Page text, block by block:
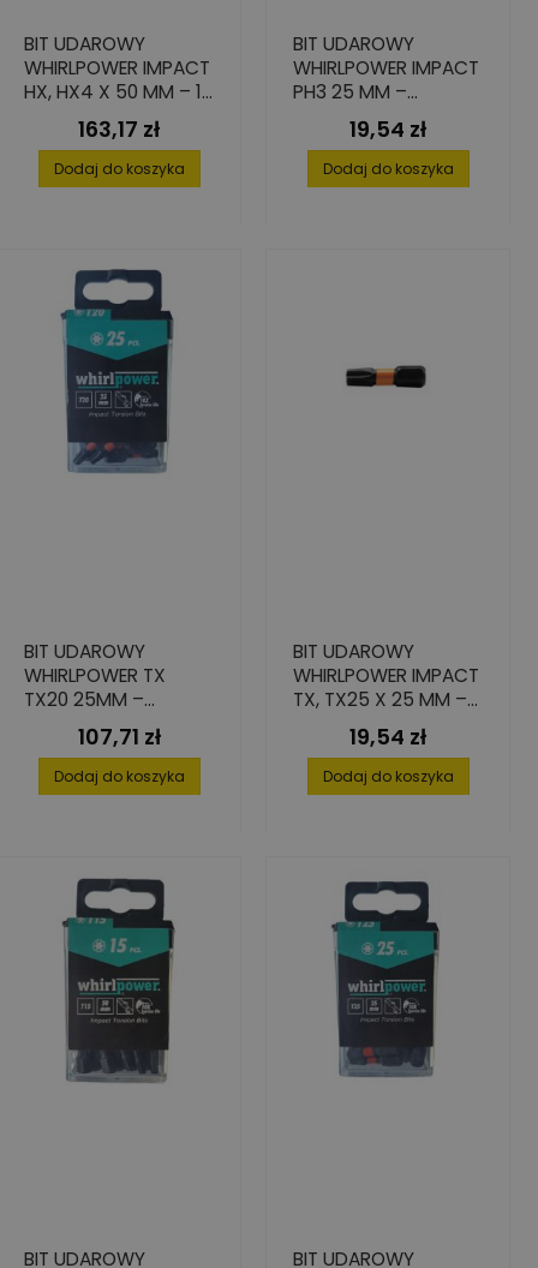
BIT UDAROWY
WHIRLPOWER IMPACT
HX, HX4 X 50 MM – 15
Cena
163,17 zł
Dodaj do koszyka
BIT UDAROWY
WHIRLPOWER IMPACT
PH3 25 MM –
WYSOKA TRWAŁOŚĆ
Cena
19,54 zł
Dodaj do koszyka
BIT UDAROWY
WHIRLPOWER TX
TX20 25MM –
PROFESJONALNY
ZESTAW 25 SZTUK
Cena
107,71 zł
Dodaj do koszyka
BIT UDAROWY
WHIRLPOWER IMPACT
TX, TX25 X 25 MM –
STAL S2, 4 SZT.
Cena
19,54 zł
Dodaj do koszyka
BIT UDAROWY BIT UDAROWY